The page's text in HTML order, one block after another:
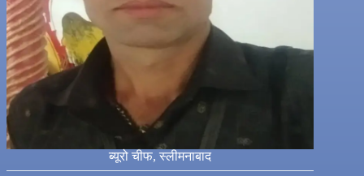
ब्यूरो चीफ, स्लीमनाबाद